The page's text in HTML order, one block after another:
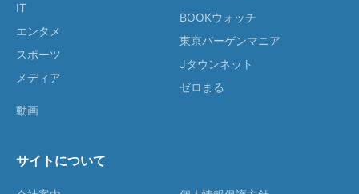
IT
エンタメ
スポーツ
メディア
動画
BOOKウォッチ
東京バーゲンマニア
Jタウンネット
ゼロまる
サイトについて